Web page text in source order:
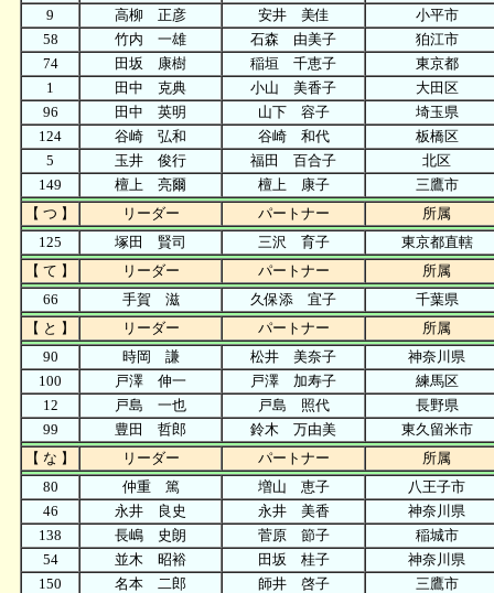
9
高柳 正彦 安井 美佳
小平市
58
竹内 一雄 石森 由美子
狛江市
74
田坂 康樹 稲垣 千恵子
東京都
1
田中 克典 小山 美香子
大田区
96
田中 英明 山下 容子
埼玉県
124
谷崎 弘和 谷崎 和代
板橋区
5
玉井 俊行 福田 百合子
北区
149
檀上 亮爾 檀上 康子
三鷹市
【 つ 】
リーダー パートナー
所属
125
塚田 賢司 三沢 育子
東京都直轄
【 て 】
リーダー パートナー
所属
66
手賀 滋 久保添 宜子
千葉県
【 と 】
リーダー パートナー
所属
90
時岡 謙 松井 美奈子
神奈川県
100
戸澤 伸一 戸澤 加寿子
練馬区
12
戸島 一也 戸島 照代
長野県
99
豊田 哲郎 鈴木 万由美
東久留米市
【 な 】
リーダー パートナー
所属
80
仲重 篤 増山 恵子
八王子市
46
永井 良史 永井 美香
神奈川県
138
長嶋 史朗 菅原 節子
稲城市
54
並木 昭裕 田坂 桂子
神奈川県
150
名本 二郎 師井 啓子
三鷹市